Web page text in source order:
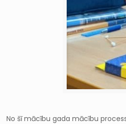
No šī mācību gada mācību